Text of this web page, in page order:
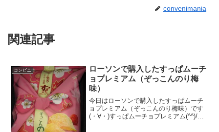
convenimania
関連記事
コンビニ
ローソンで購入したすっぱムーチ
ョプレミアム（ぞっこんのり梅
味）
今日はローソンで購入したすっぱムーチ
ョプレミアム（ぞっこんのり梅味）です
(・∀・)すっぱムーチョプレミアム(^^)/今